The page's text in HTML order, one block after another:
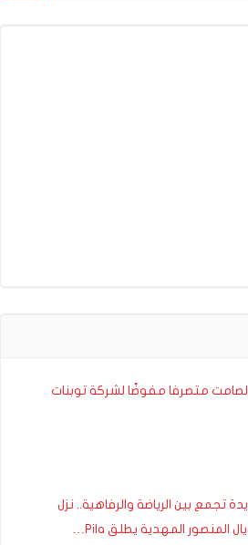
متصرفا مفوضًا لشركة توبنات
تجمع بين الرياضة والرفاهية.. نزل